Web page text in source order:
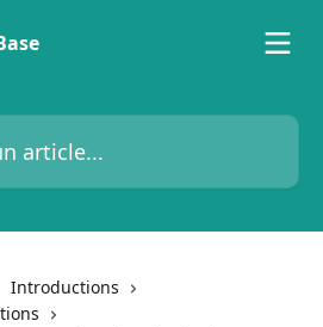
Introductions